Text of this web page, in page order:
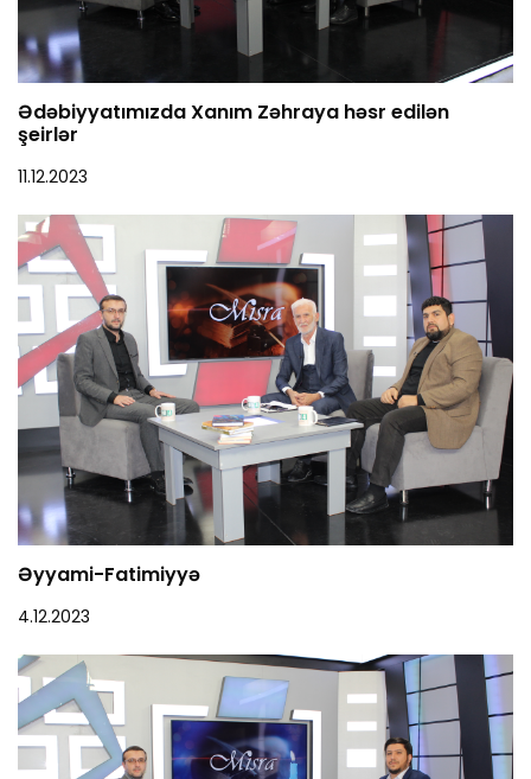
Ədəbiyyatımızda Xanım Zəhraya həsr edilən
şeirlər
11.12.2023
Əyyami-Fatimiyyə
4.12.2023